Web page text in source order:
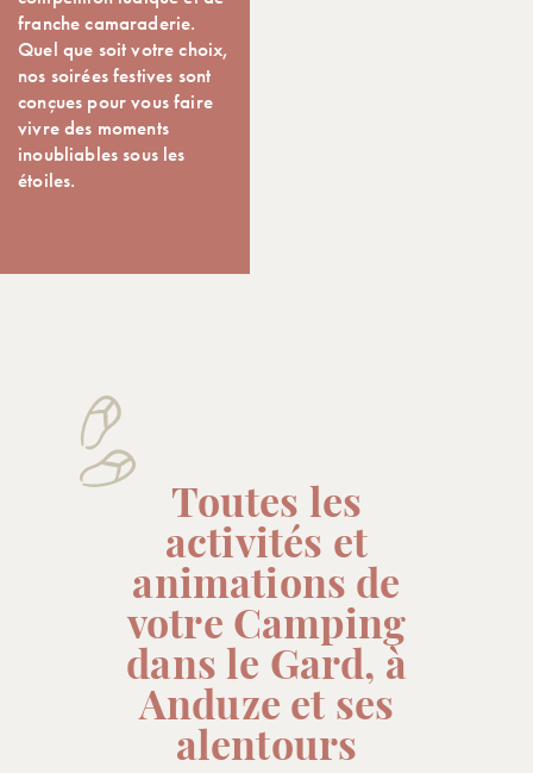
franche camaraderie.
Quel que soit votre choix,
nos soirées festives sont
conçues pour vous faire
vivre des moments
inoubliables sous les
étoiles.
Toutes les
activités et
animations de
votre Camping
dans le Gard, à
Anduze et ses
alentours